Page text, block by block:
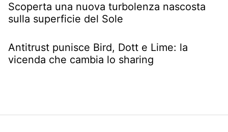
Scoperta una nuova turbolenza nascosta
sulla superficie del Sole
Antitrust punisce Bird, Dott e Lime: la
vicenda che cambia lo sharing